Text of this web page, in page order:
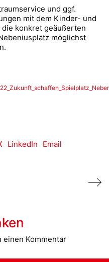
und ggf.
mit dem Kinder- und
die konkret geäußerten
möglichst
LinkedIn
Email
einen Kommentar